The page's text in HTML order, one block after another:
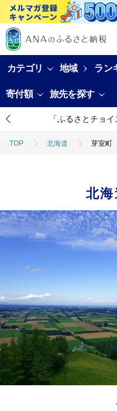
カテゴリ 地域 ラン
寄付額 旅先を探す
「ふるさとチョ
TOP 北海道 芽室町
北